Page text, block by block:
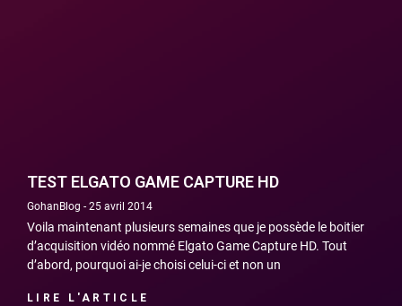
TEST ELGATO GAME CAPTURE HD
GohanBlog 25 avril 2014
Voila maintenant plusieurs semaines que je possède le boitier
d’acquisition vidéo nommé Elgato Game Capture HD. Tout
d’abord, pourquoi ai-je choisi celui-ci et non un
LIRE L'ARTICLE